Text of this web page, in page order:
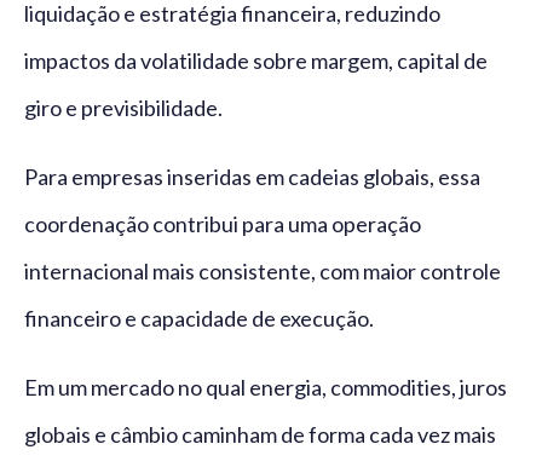
liquidação e estratégia financeira, reduzindo
impactos da volatilidade sobre margem, capital de
giro e previsibilidade.
Para empresas inseridas em cadeias globais, essa
coordenação contribui para uma operação
internacional mais consistente, com maior controle
financeiro e capacidade de execução.
Em um mercado no qual energia, commodities, juros
globais e câmbio caminham de forma cada vez mais